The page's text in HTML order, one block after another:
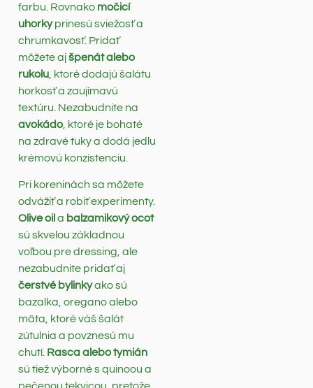
farbu. Rovnako močicí
uhorkyprinesú sviežosť a
chrumkavosť. Pridať
môžete ajšpenát alebo
rukolu , ktoré dodajú šalátu
horkosť a zaujímavú
textúru. Nezabudnite na
avokádo , ktoré je bohaté
na zdravé tuky a dodá jedlu
krémovú konzistenciu.
Pri koreninách sa môžete
odvážiť a robiť experimenty.
Olive oil a balzamikový ocot
sú skvelou základnou
voľbou pre dressing, ale
nezabudnite pridať aj
čerstvé bylinkyako sú
bazalka, oregano alebo
mäta, ktoré váš šalát
zútulnia a povznesú mu
chutí. Rasca alebo tymián
sú tiež výborné s quinoou a